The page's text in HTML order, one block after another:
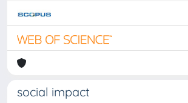
social impact